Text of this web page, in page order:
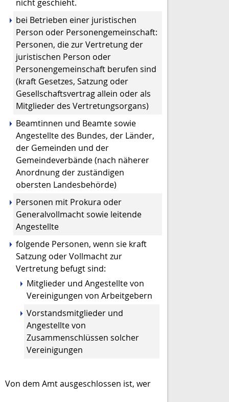
nicht geschieht.
bei Betrieben einer juristischen
Person oder Personengemeinschaft:
Personen, die zur Vertretung der
juristischen Person oder
Personengemeinschaft berufen sind
(kraft Gesetzes, Satzung oder
Gesellschaftsvertrag allein oder als
Mitglieder des Vertretungsorgans)
Beamtinnen und Beamte sowie
Angestellte des Bundes, der Länder,
der Gemeinden und der
Gemeindeverbände (nach näherer
Anordnung der zuständigen
obersten Landesbehörde)
Personen mit Prokura oder
Generalvollmacht sowie leitende
Angestellte
folgende Personen, wenn sie kraft
Satzung oder Vollmacht zur
Vertretung befugtsind:
Mitglieder und Angestellte von
Vereinigungen von Arbeitgebern
Vorstandsmitglieder und
Angestellte von
Zusammenschlüssen solcher
Vereinigungen
Von dem Amt ausgeschlossen ist, wer